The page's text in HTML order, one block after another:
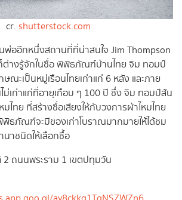
cr. shutterstock.com
ออีกหนึ่งสถานที่ที่น่าสนใจ Jim Thompson
ต่างรู้จักในชื่อ พิพิธภัณฑ์บ้านไทย จิม ทอมป์
ณะเป็นหมู่เรือนไทยเก่าแก่ 6 หลัง และภาย
เก่าแก่ที่อายุเกือบ ๆ 100 ปี ซึ่ง จิม ทอมป์สัน
ไทย ที่สร้างชื่อเสียงให้กับวงการผ้าไหมไทย
พิธภัณฑ์จะมีของเก่าโบราณมากมายให้ได้ชม
นาชนิดให้เลือกซื้อ
ถนนพระราม 1 เขตปทุมวัน